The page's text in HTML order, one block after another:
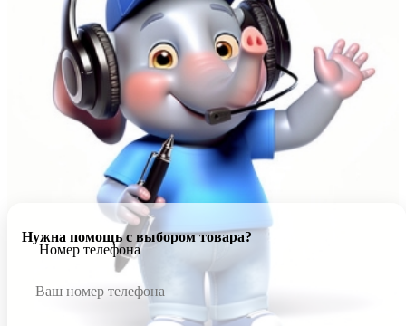
Нужна помощь с выбором товара?
Номер телефона